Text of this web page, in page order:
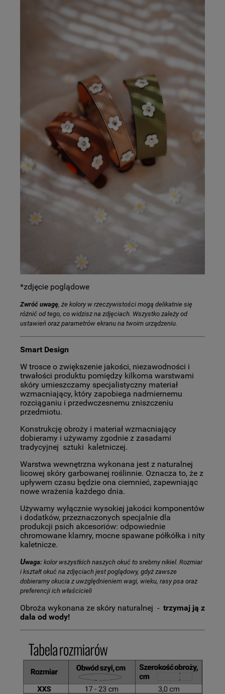
*zdjęcie poglądowe
Zwróć uwagę, że kolory w rzeczywistości mogą delikatnie się
różnić od tego, co widzisz na zdjęciach. Wszystko zależy od
ustawień oraz parametrów ekranu na twoim urządzeniu.
Smart Design
W trosce o zwiększenie jakości, niezawodności i
trwałości produktu pomiędzy kilkoma warstwami
skóry umieszczamy specjalistyczny materiał
wzmacniający, który zapobiega nadmiernemu
rozciąganiu i przedwczesnemu zniszczeniu
przedmiotu.
Konstrukcję obroży i materiał wzmacniający
dobieramy i używamy zgodnie z zasadami
tradycyjnej sztuki kaletniczej.
Warstwa wewnętrzna wykonana jest z naturalnej
licowej skóry garbowanej roślinnie. Oznacza to, że z
upływem czasu będzie ona ciemnieć, zapewniając
nowe wrażenia każdego dnia.
Używamy wyłącznie wysokiej jakości komponentów
i dodatków, przeznaczonych specjalnie dla
produkcji psich akcesoriów: odpowiednie
chromowane klamry, mocne spawane półkółka i nity
kaletnicze.
Uwaga: kolor wszystkich naszych okuć to srebrny nikiel. Rozmiar
i kształt okuć na zdjęciach jest poglądowy, gdyż zawsze
dobieramy okucia z uwzględnieniem wagi, wieku, rasy psa oraz
preferencji ich właścicieli
Obroża wykonana ze skóry naturalnej - trzymaj ją z
dala od wody!